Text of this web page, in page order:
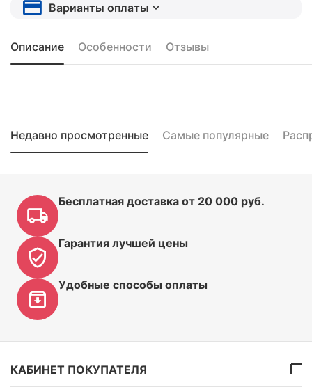
Варианты оплаты
Описание Особенности Отзывы
Недавно просмотренные Самые популярные
Бесплатная доставка от 20 000 руб.
Гарантия лучшей цены
Удобные способы оплаты
КАБИНЕТ ПОКУПАТЕЛЯ